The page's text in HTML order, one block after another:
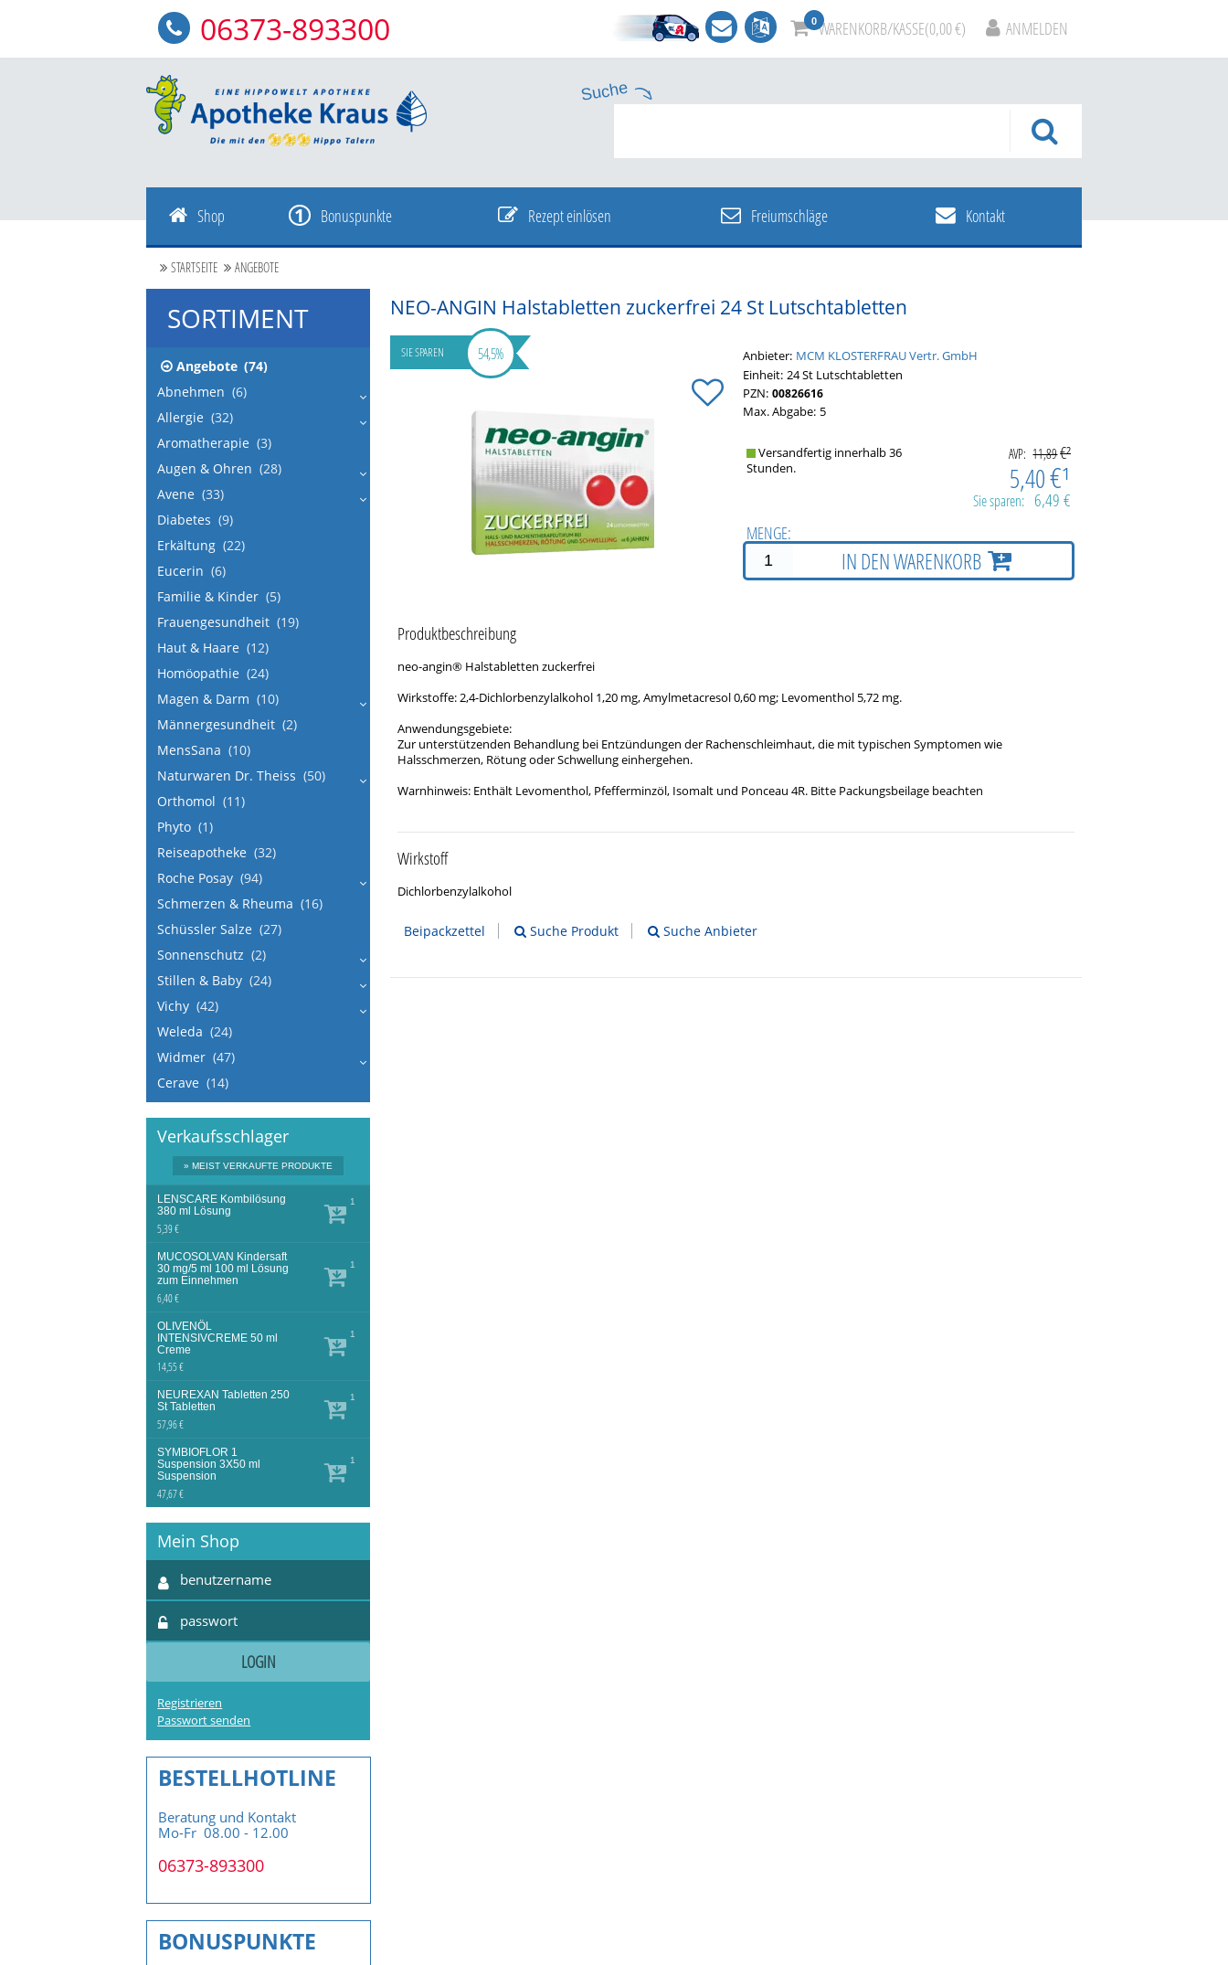
Suche
06373-893300 0WARENKORB/KASSE(0,00 €) ANMELDEN
Shop Bonuspunkte Rezept einlösen Freiumschläge Kontakt
STARTSEITE ANGEBOTE
NEO-ANGIN Halstabletten zuckerfrei 24 St Lutschtabletten
Anbieter: MCM KLOSTERFRAU Vertr. GmbH
Einheit: 24StLutschtabletten
PZN: 00826616
Max. Abgabe: 5
AVP: 11,89€²
5,40€¹
Sie sparen: 6,49 €
SIE SPAREN 54,5%
Versandfertig innerhalb 36
Stunden.
MENGE:
IN DEN WARENKORB
Produktbeschreibung
neo-angin® Halstabletten zuckerfrei
Wirkstoffe: 2,4-Dichlorbenzylalkohol 1,20 mg, Amylmetacresol 0,60 mg; Levomenthol 5,72 mg.
Anwendungsgebiete:
Zur unterstützenden Behandlung bei Entzündungen der Rachenschleimhaut, die mit typischen Symptomen wie
Halsschmerzen, Rötung oder Schwellung einhergehen.
Warnhinweis: Enthält Levomenthol, Pfefferminzöl, Isomalt und Ponceau 4R. Bitte Packungsbeilage beachten
Wirkstoff
Dichlorbenzylalkohol
Beipackzettel Suche Produkt Suche Anbieter
SORTIMENT
Angebote (74)
Abnehmen (6)
Allergie (32)
Aromatherapie (3)
Augen & Ohren (28)
Avene (33)
Diabetes (9)
Erkältung (22)
Eucerin (6)
Familie & Kinder (5)
Frauengesundheit (19)
Haut & Haare (12)
Homöopathie (24)
Magen & Darm (10)
Männergesundheit (2)
MensSana (10)
Naturwaren Dr. Theiss (50)
Orthomol (11)
Phyto (1)
Reiseapotheke (32)
Roche Posay (94)
Schmerzen & Rheuma (16)
Schüssler Salze (27)
Sonnenschutz (2)
Stillen & Baby (24)
Vichy (42)
Weleda (24)
Widmer (47)
Cerave (14)
Verkaufsschlager
» MEIST VERKAUFTE PRODUKTE
LENSCARE Kombilösung
380 ml Lösung
5,39 €
1
MUCOSOLVAN Kindersaft
30 mg/5 ml 100 ml Lösung
zum Einnehmen
6,40 €
1
OLIVENÖL
INTENSIVCREME50 ml
Creme
14,55 €
1
NEUREXAN Tabletten250
StTabletten
57,96 €
1
SYMBIOFLOR 1
Suspension3X50 ml
Suspension
47,67 €
1
Mein Shop
LOGIN
Registrieren
Passwort senden
BESTELLHOTLINE
Beratung und Kontakt
Mo-Fr 08.00 - 12.00
06373-893300
BONUSPUNKTE